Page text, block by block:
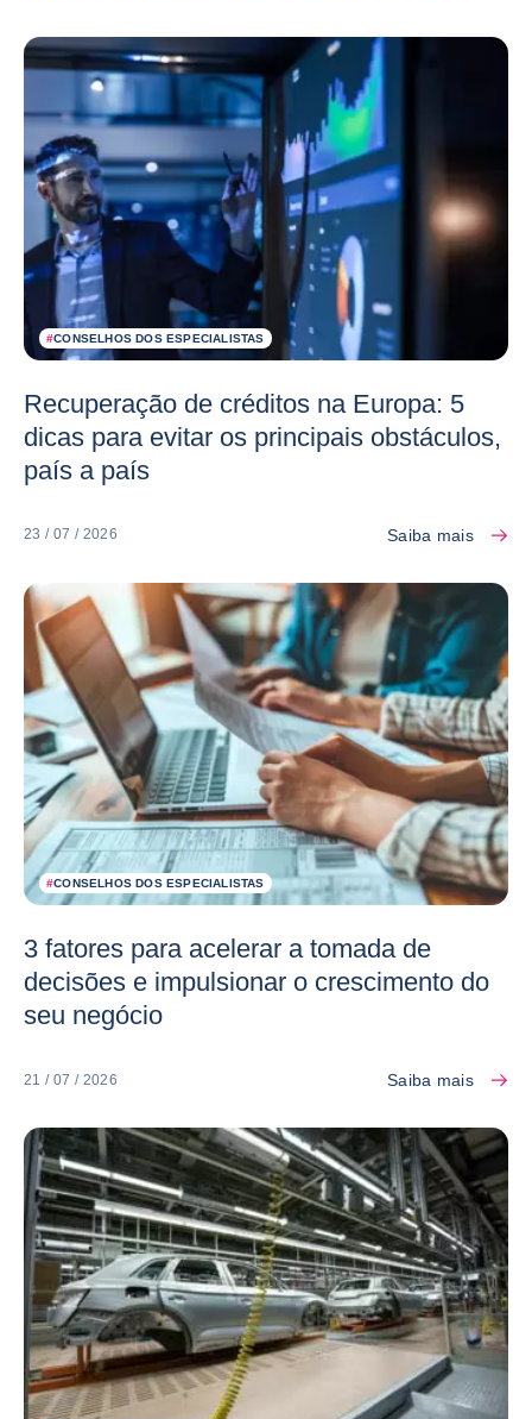
#CONSELHOS DOS ESPECIALISTAS
Recuperação de créditos na Europa: 5
dicas para evitar os principais obstáculos,
país a país
23 / 07 / 2026 Saiba mais
#CONSELHOS DOS ESPECIALISTAS
3 fatores para acelerar a tomada de
decisões e impulsionar o crescimento do
seu negócio
21 / 07 / 2026 Saiba mais